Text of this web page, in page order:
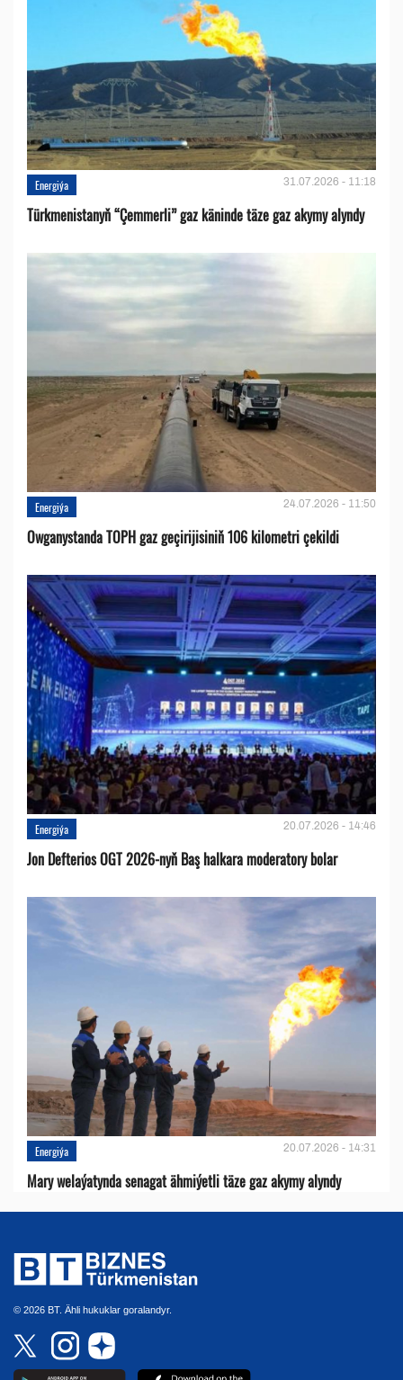
Energiýa 31.07.2026 - 11:18
Türkmenistanyň “Çemmerli” gaz käninde täze gaz akymy alyndy
Energiýa 24.07.2026 - 11:50
Owganystanda TOPH gaz geçirijisiniň 106 kilometri çekildi
Energiýa 20.07.2026 - 14:46
Jon Defterios OGT 2026-nyň Baş halkara moderatory bolar
Energiýa 20.07.2026 - 14:31
Mary welaýatynda senagat ähmiýetli täze gaz akymy alyndy
© 2026 BT. Ähli hukuklar goralandyr.